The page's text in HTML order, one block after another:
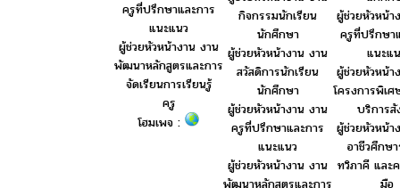
ครูที่ปรึกษาและการ
แนะแนว
ผู้ช่วยหัวหน้างาน งาน
พัฒนาหลักสูตรและการ
จัดเรียนการเรียนรู้
ครู
โฮมเพจ :
กิจกรรมนักเรียน
นักศึกษา
ผู้ช่วยหัวหน้างาน งาน
สวัสดิการนักเรียน
นักศึกษา
ผู้ช่วยหัวหน้างาน งาน
ครูที่ปรึกษาและการ
แนะแนว
ผู้ช่วยหัวหน้างาน งาน
พัฒนาหลักสูตรและการ
ผู้ช่วยหัวหน้า
ครูที่ปรึกษา
แนะแ
ผู้ช่วยหัวหน้า
โครงการพิเศ
บริการ
ผู้ช่วยหัวหน้า
อาชีวศึกษ
ทวิภาคี และ
มือ